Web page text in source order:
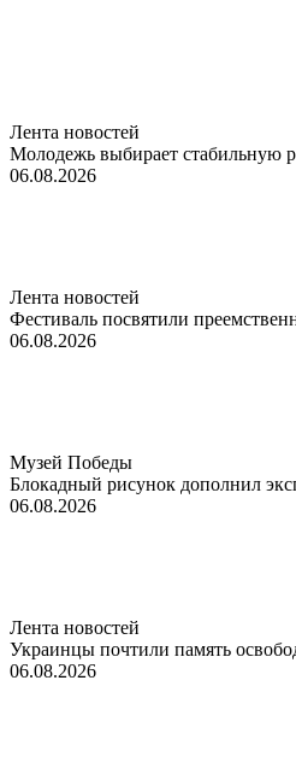
Лента новостей
Молодежь выбирает стабильную
06.08.2026
Лента новостей
Фестиваль посвятили
06.08.2026
Музей Победы
Блокадный рисунок дополнил
06.08.2026
Лента новостей
Украинцы почтили память
06.08.2026